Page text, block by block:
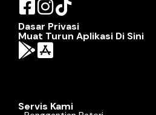
Dasar Privasi
Muat Turun Aplikasi Di Sini
Servis Kami